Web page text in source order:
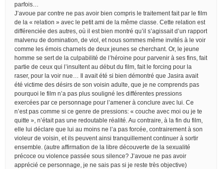
parfois…
J’avoue par contre ne pas avoir bien compris le traitement fait par le film
de la « relation » avec le petit ami de la même classe. Cette relation est
différenciée des autres, où il est bien montré qu’il s’agissait d’un rapport
malvenu de domination, de viol, et nous sommes même invités à le voir
comme les émois charnels de deux jeunes se cherchant. Or, le jeune
homme se sert de la culpabilité de l’héroine pour parvenir à ses fins, fait
partie de ceux qui l’insultent au début du film, fait le forcing pour la
raser, pour la voir nue… Il avait été si bien démontré que Jasira avait
été victime des désirs de son voisin adulte, que je ne comprends pas
pourquoi le film n’a pas plus souligné les différentes pressions
exercées par ce personnage pour l’amener à conclure avec lui. Ce
n’est pas comme si ce genre de pressions: « couche avec moi ou je te
quitte », n’était pas une redoutable réalité. Au contraire, à la fin du film,
elle lui déclare que lui au moins ne l’a pas forcée, contrairement à son
violeur de voisin, et ils peuvent ainsi tranquillement continuer à sortir
ensemble. (autre affirmation de la libre découverte de la sexualité
précoce ou violence passée sous silence? J’avoue ne pas avoir
apprécié ce personnage, je ne sais pas si je reste très objective)